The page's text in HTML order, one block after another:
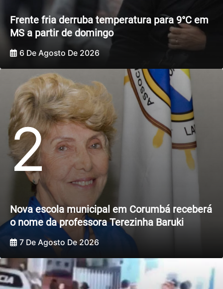
Frente fria derruba temperatura para 9°C em
MS a partir de domingo
6 De Agosto De 2026
2
Nova escola municipal em Corumbá receberá
o nome da professora Terezinha Baruki
7 De Agosto De 2026